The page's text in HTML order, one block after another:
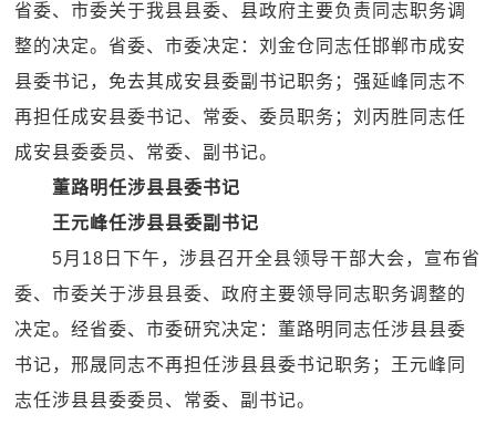
省委、市委关于我县县委、县政府主要负责同志职务调
整的决定。省委、市委决定：刘金仓同志任邯郸市成安
县委书记，免去其成安县委副书记职务；强延峰同志不
再担任成安县委书记、常委、委员职务；刘丙胜同志任
成安县委委员、常委、副书记。
董路明任涉县县委书记
王元峰任涉县县委副书记
5月18日下午，涉县召开全县领导干部大会，宣布省
委、市委关于涉县县委、政府主要领导同志职务调整的
决定。经省委、市委研究决定：董路明同志任涉县县委
书记，邢晟同志不再担任涉县县委书记职务；王元峰同
志任涉县县委委员、常委、副书记。